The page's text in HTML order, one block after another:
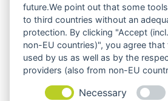
Hinweis zu Produktabbildungen
Die Produktbilder der Artikel zeigen
Ausstattung, Farbe oder
Artikelbeschreibung abweichen
Beschreibungen und Abbildungen
Angebot. Gerne konfigurieren wir
genau nach Ihren Vorstellungen.
future.We point out that some
to third countries without an
protection. By clicking "Accept
non-EU countries)", you agree
used by us as well as by the
providers (also from non-EU
Necessary